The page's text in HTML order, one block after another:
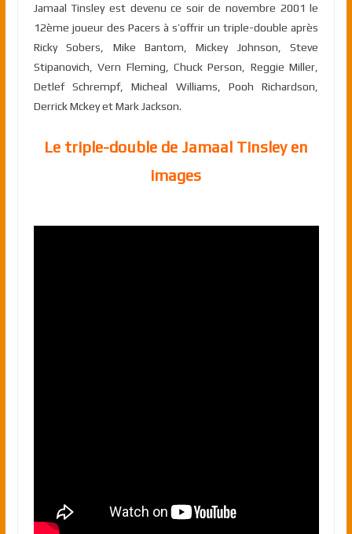
Jamaal Tinsley est devenu ce soir de novembre 2001 le
12ème joueur des Pacers à s’offrir un triple-double après
Ricky Sobers, Mike Bantom, Mickey Johnson, Steve
Stipanovich, Vern Fleming, Chuck Person, Reggie Miller,
Detlef Schrempf, Micheal Williams, Pooh Richardson,
Derrick Mckey et Mark Jackson.
Le triple-double de Jamaal Tinsley en
images